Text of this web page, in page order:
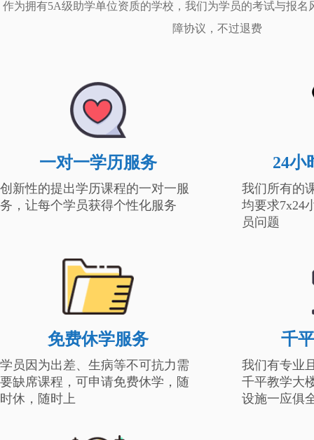
作为拥有5A级助学单位资质的学校，我们为学员的考试与报名
障协议，不过退费
一对一学历服务
创新性的提出学历课程的一对一服
务，让每个学员获得个性化服务
24小
我们所有的
均要求7x24
员问题
免费休学服务
学员因为出差、生病等不可抗力需
要缺席课程，可申请免费休学，随
时休，随时上
千
我们有专业
千平教学大
设施一应俱